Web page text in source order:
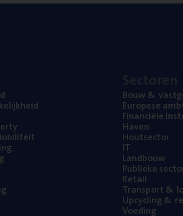
Bouw&
Euro­pe­se
Finan­ci­ë­le
Haven
Hout­sec­tor
IT
Land­bouw
Publie­ke
Retail
Trans­port&
Upcy­cling&
Voe­ding